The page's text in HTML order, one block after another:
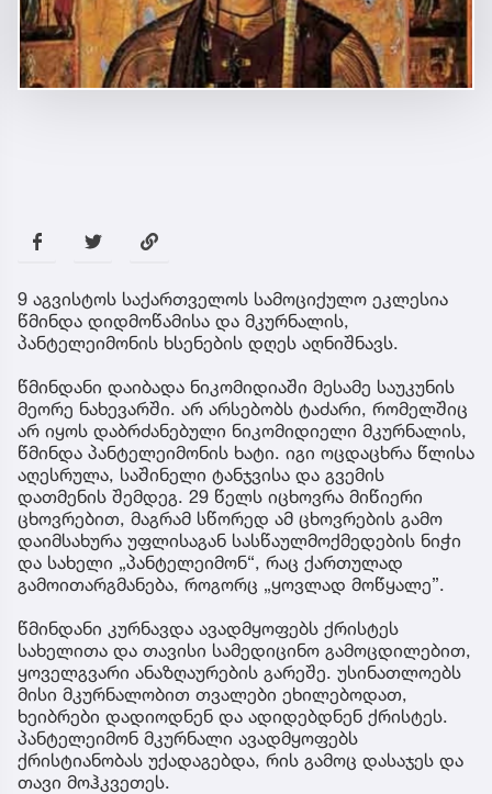
9 აგვისტოს საქართველოს სამოციქულო ეკლესია
წმინდა დიდმოწამისა და მკურნალის,
პანტელეიმონის ხსენების დღეს აღნიშნავს.
წმინდანი დაიბადა ნიკომიდიაში მესამე საუკუნის
მეორე ნახევარში. არ არსებობს ტაძარი, რომელშიც
არ იყოს დაბრძანებული ნიკომიდიელი მკურნალის,
წმინდა პანტელეიმონის ხატი. იგი ოცდაცხრა წლისა
აღესრულა, საშინელი ტანჯვისა და გვემის
დათმენის შემდეგ. 29 წელს იცხოვრა მიწიერი
ცხოვრებით, მაგრამ სწორედ ამ ცხოვრების გამო
დაიმსახურა უფლისაგან სასწაულმოქმედების ნიჭი
და სახელი „პანტელეიმონ“, რაც ქართულად
გამოითარგმანება, როგორც „ყოვლად მოწყალე”.
წმინდანი კურნავდა ავადმყოფებს ქრისტეს
სახელითა და თავისი სამედიცინო გამოცდილებით,
ყოველგვარი ანაზღაურების გარეშე. უსინათლოებს
მისი მკურნალობით თვალები ეხილებოდათ,
ხეიბრები დადიოდნენ და ადიდებდნენ ქრისტეს.
პანტელეიმონ მკურნალი ავადმყოფებს
ქრისტიანობას უქადაგებდა, რის გამოც დასაჯეს და
თავი მოჰკვეთეს.